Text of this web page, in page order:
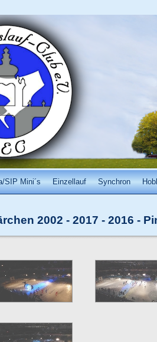
SIP Mini´s Einzellauf Synchron
2002 - 2017 - 2016 -